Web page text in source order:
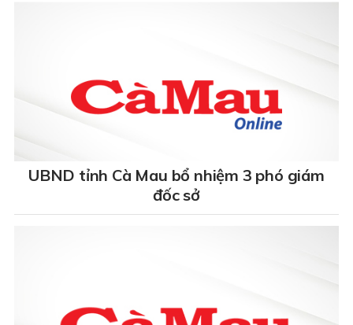
UBND tỉnh Cà Mau bổ nhiệm 3 phó giám
đốc sở